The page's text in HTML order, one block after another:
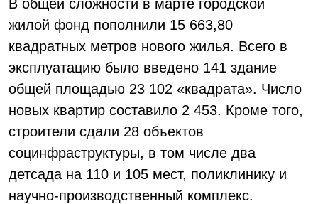
В общей сложности в марте городской
жилой фонд пополнили 15 663,80
квадратных метров нового жилья. Всего в
эксплуатацию было введено 141 здание
общей площадью 23 102 «квадрата». Число
новых квартир составило 2 453. Кроме того,
строители сдали 28 объектов
социнфраструктуры, в том числе два
детсада на 110 и 105 мест, поликлинику и
научно-производственный комплекс.